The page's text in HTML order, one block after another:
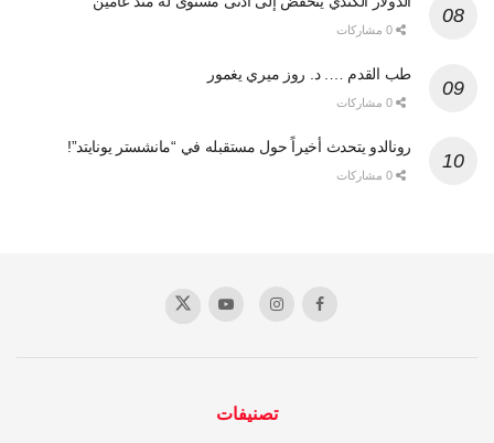
طب القدم …. د. روز ميري يغمور
رونالدو يتحدث أخيراً حول مستقبله في “مانشستر يونايتد”!
تصنيفات